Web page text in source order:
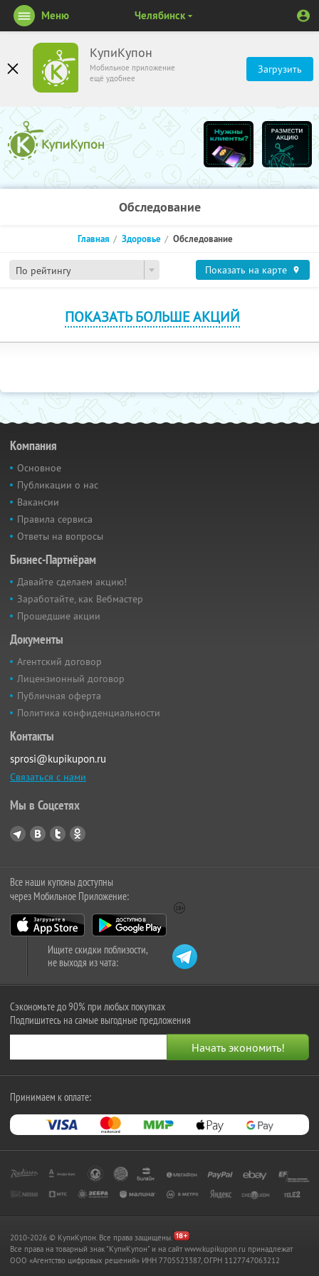
КупиКупон
Мобильное приложение
ещё удобнее
Загрузить
Меню Челябинск
Обследование
По рейтингу
Главная Здоровье Обследование
Показать на карте
ПОКАЗАТЬ БОЛЬШЕ АКЦИЙ
Компания
Основное
Публикации о нас
Вакансии
Правила сервиса
Ответы на вопросы
Бизнес-Партнёрам
Давайте сделаем акцию!
Заработайте, как Вебмастер
Прошедшие акции
Документы
Агентский договор
Лицензионный договор
Публичная оферта
Политика конфиденциальности
Контакты
sprosi@kupikupon.ru
Связаться с нами
Мы в Соцсетях
Все наши купоны доступны
через Мобильное Приложение:
Ищите скидки поблизости,
не выходя из чата:
Сэкономьте до 90% при любых покупках
Подпишитесь на самые выгодные предложения
Принимаем к оплате:
2010-2026 © КупиКупон. Все права защищены.
Все права на товарный знак "КупиКупон" и на сайт www.kupikupon.ru принадлежат
OOO «Агентство цифровых решений» ИНН 7705523387, ОГРН 1127747063212